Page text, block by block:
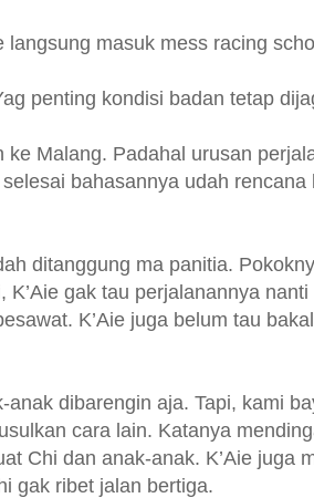
langsung masuk mess racing
penting kondisi badan tetap
Malang. Padahal urusan
bahasannya udah rencana
ditanggung ma panitia.
gak tau perjalanannya
K’Aie juga belum tau
dibarengin aja. Tapi, kami
cara lain. Katanya
Chi dan anak-anak. K’Aie juga
gak ribet jalan bertiga.